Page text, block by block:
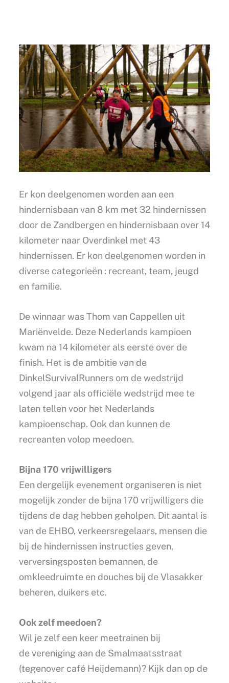
Er kon deelgenomen worden aan een
hindernisbaan van 8 km met 32 hindernissen
door de Zandbergen en hindernisbaan over 14
kilometer naar Overdinkel met 43
hindernissen. Er kon deelgenomen worden in
diverse categorieën : recreant, team, jeugd
en familie.
De winnaar was Thom van Cappellen uit
Mariënvelde. Deze Nederlands kampioen
kwam na 14 kilometer als eerste over de
finish. Het is de ambitie van de
DinkelSurvivalRunners om de wedstrijd
volgend jaar als officiële wedstrijd mee te
laten tellen voor het Nederlands
kampioenschap. Ook dan kunnen de
recreanten volop meedoen.
Bijna 170 vrijwilligers
Een dergelijk evenement organiseren is niet
mogelijk zonder de bijna 170 vrijwilligers die
tijdens de dag hebben geholpen. Dit aantal is
van de EHBO, verkeersregelaars, mensen die
bij de hindernissen instructies geven,
verversingsposten bemannen, de
omkleedruimte en douches bij de Vlasakker
beheren, duikers etc.
Ook zelf meedoen?
Wil je zelf een keer meetrainen bij
de vereniging aan de Smalmaatsstraat
(tegenover café Heijdemann)? Kijk dan op de